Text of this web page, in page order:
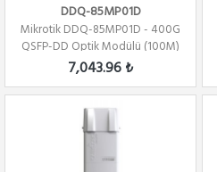
DDQ-85MP01D
Mikrotik DDQ-85MP01D - 400G
QSFP-DD Optik Modülü (100M)
7,043.96 ₺